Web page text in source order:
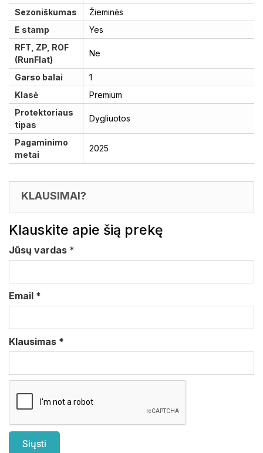
Sezoniškumas
Žieminės
E stamp
Yes
RFT, ZP, ROF
(RunFlat)
Ne
Garso balai
1
Klasė
Premium
Protektoriaus
tipas
Dygliuotos
Pagaminimo
metai
2025
KLAUSIMAI?
Klauskite apie šią prekę
Jūsų vardas *
Email *
Klausimas *